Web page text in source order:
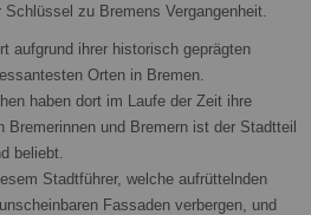
zu Bremens Vergangenheit.
aufgrund ihrer historisch geprägten
Orten in Bremen.
haben dort im Laufe der Zeit ihre
Bremerinnen und Bremern ist der Stadtteil
beliebt.
Stadtführer, welche aufrüttelnden
Fassaden verbergen, und